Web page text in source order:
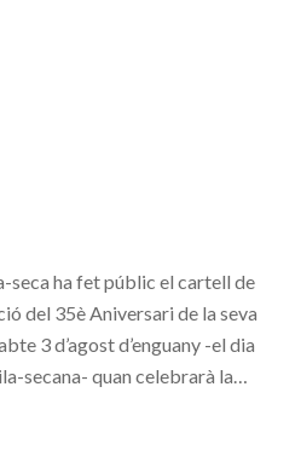
seca ha fet públic el cartell de
del 35è Aniversari de la seva
3 d’agost d’enguany -el dia
secana- quan celebrarà la…